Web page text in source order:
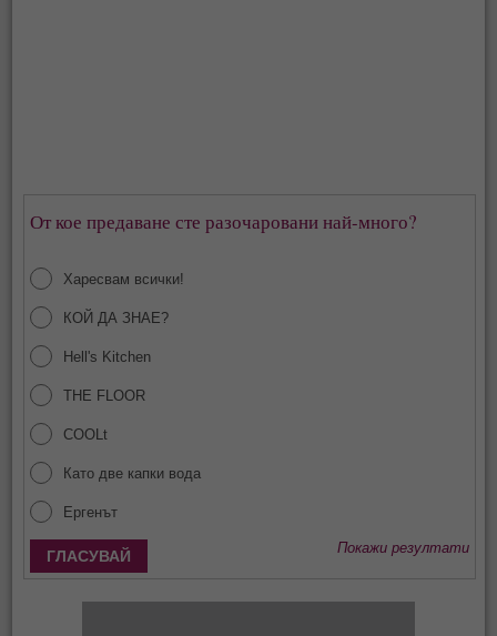
От кое предаване сте разочаровани най-много?
Харесвам всички!
КОЙ ДА ЗНАЕ?
Hell's Kitchen
THE FLOOR
COOLt
Като две капки вода
Ергенът
Покажи резултати